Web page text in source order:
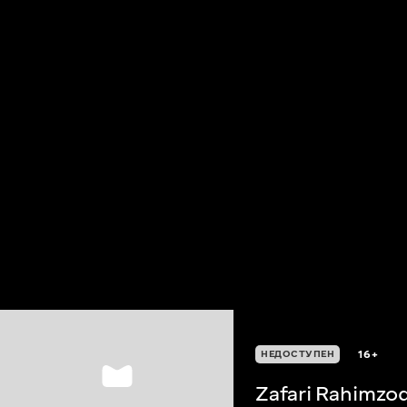
НЕДОСТУПЕН 16+
Zafari